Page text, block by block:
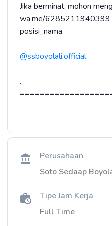
Jika berminat, mohon
wa.me/6285211940399
posisi_nama
@ssboyolali.official
.
Perusahaan
Soto Sedaap
Tipe Jam Kerja
Full Time